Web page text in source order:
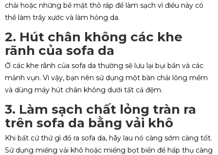
chải hoặc những bề mặt thô ráp để làm sạch vì điều này có
thể làm trầy xước và làm hỏng da.
2. Hút chân không các khe
rãnh của sofa da
Ở các khe rãnh của sofa da thường sẽ lưu lại bụi bẩn và các
mảnh vụn. Vì vậy, bạn nên sử dụng một bàn chải lông mềm
và dùng máy hút chân không dưới tất cả đệm.
3. Làm sạch chất lỏng tràn ra
trên sofa da bằng vải khô
Khi bất cứ thứ gì đổ ra sofa da, hãy lau nó càng sớm càng tốt.
Sử dụng miếng vải khô hoặc miếng bọt biển để hấp thụ càng